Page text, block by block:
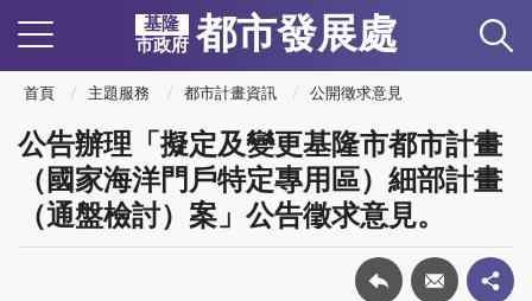
基隆
市政府 都市發展處
首頁 主題服務 都市計畫資訊 公開徵求意見
公告辦理「擬定及變更基隆市都市計畫
（國家海洋門戶特定專用區）細部計畫
（通盤檢討）案」公告徵求意見。